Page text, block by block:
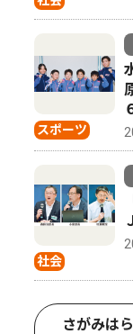
4
スポーツ
社会
さがみは